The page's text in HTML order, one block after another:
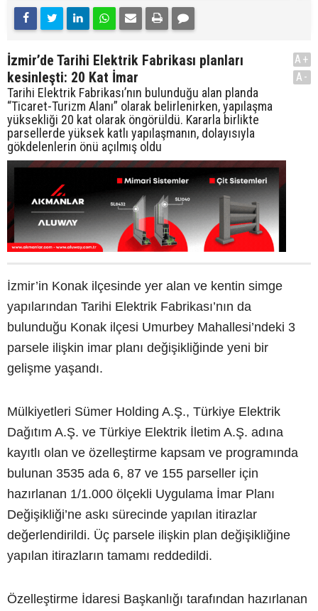
İzmir’de Tarihi Elektrik Fabrikası planları
kesinleşti: 20 Kat İmar
Tarihi Elektrik Fabrikası’nın bulunduğu alan planda
“Ticaret-Turizm Alanı” olarak belirlenirken, yapılaşma
yüksekliği 20 kat olarak öngörüldü. Kararla birlikte
parsellerde yüksek katlı yapılaşmanın, dolayısıyla
gökdelenlerin önü açılmış oldu
A+
A-
İzmir’in Konak ilçesinde yer alan ve kentin simge
yapılarından Tarihi Elektrik Fabrikası’nın da
bulunduğu Konak ilçesi Umurbey Mahallesi’ndeki 3
parsele ilişkin imar planı değişikliğinde yeni bir
gelişme yaşandı.
Mülkiyetleri Sümer Holding A.Ş., Türkiye Elektrik
Dağıtım A.Ş. ve Türkiye Elektrik İletim A.Ş. adına
kayıtlı olan ve özelleştirme kapsam ve programında
bulunan 3535 ada 6, 87 ve 155 parseller için
hazırlanan 1/1.000 ölçekli Uygulama İmar Planı
Değişikliği’ne askı sürecinde yapılan itirazlar
değerlendirildi. Üç parsele ilişkin plan değişikliğine
yapılan itirazların tamamı reddedildi.
Özelleştirme İdaresi Başkanlığı tarafından hazırlanan